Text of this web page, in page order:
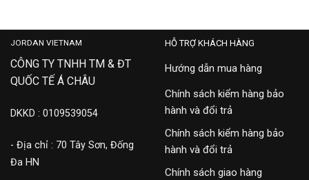
JORDAN VIETNAM
CÔNG TY TNHH TM & ĐT
QUỐC TẾ Á CHÂU
DKKD : 0109539054
- Địa chỉ : 70 Tây Sơn, Đống
Đa HN
HỖ TRỢ KHÁCH HÀNG
Hướng dẫn mua hàng
Chính sách kiểm hàng bảo
hành và đổi trả
Chính sách kiểm hàng bảo
hành và đổi trả
Chính sách giao hàng